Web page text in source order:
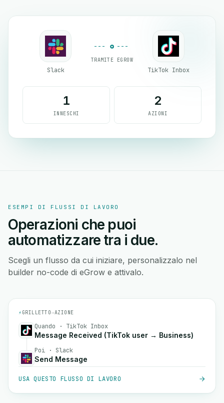
Slack
TRAMITE EGROW
TikTok Inbox
1
INNESCHI
2
AZIONI
ESEMPI DI FLUSSI DI LAVORO
Operazioni che puoi
automatizzare tra i due.
Scegli un flusso da cui iniziare, personalizzalo nel
builder no-code di eGrow e attivalo.
⚡ GRILLETTO→AZIONE
Quando · TikTok Inbox
Message Received (TikTok user → Business)
Poi · Slack
Send Message
USA QUESTO FLUSSO DI LAVORO